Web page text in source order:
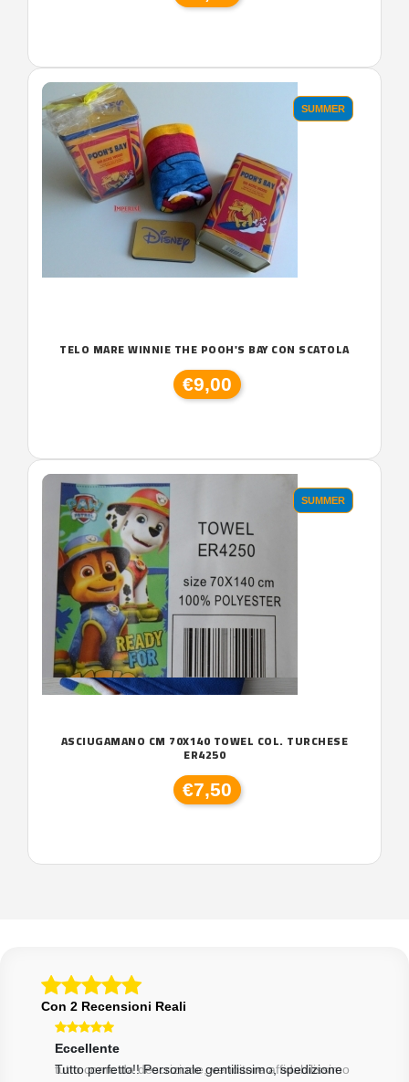
SUMMER
TELO MARE WINNIE THE POOH'S BAY CON SCATOLA
€9,00
SUMMER
ASCIUGAMANO CM 70X140 TOWEL COL. TURCHESE
ER4250
€7,50
Con 2 Recensioni Reali
Eccellente
Tutto perfetto!! Personale gentilissimo, spedizione